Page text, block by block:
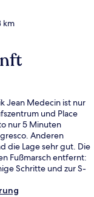
km
Jean Medecin ist nur
und Place
nur 5 Minuten
Anderen
die Lage sehr gut. Die
Fußmarsch entfernt:
Schritte und zur S-